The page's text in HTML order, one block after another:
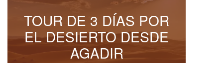
TOUR DE 3 DÍAS POR
EL DESIERTO DESDE
AGADIR